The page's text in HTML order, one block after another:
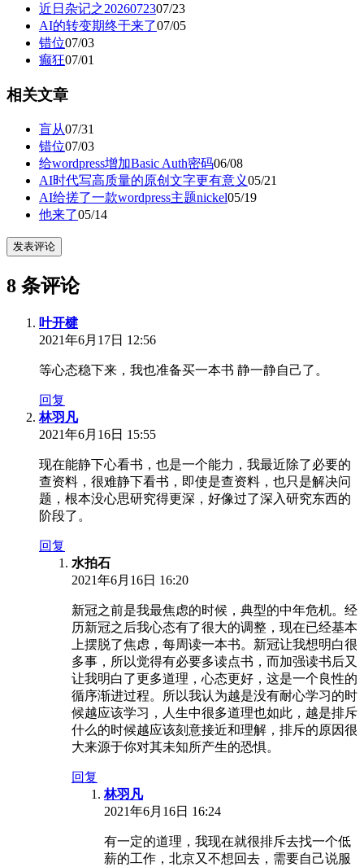
近日杂记之2026072307/23
AI的转变期终于来了07/05
错位07/03
癫狂07/01
相关文章
盲从07/31
错位07/03
给wordpress增加Basic Auth密码06/08
AI时代写高质量的原创文字更有意义05/21
AI给搓了一款wordpress主题nickel05/19
他来了05/14
发表评论
8 条评论
叶开楗
2021年6月17日 12:56
等心态稳下来，我也准备买一本书 静一静自己了。
回复
林羽凡
2021年6月16日 15:55
现在能静下心看书，也是一个能力，我最近除了必要的
查资料，很难静下看书，即使是查资料，也只是解决问
题，根本没心思研究得更深，好像过了深入研究东西的
阶段了。
回复
水拍石
2021年6月16日 16:20
新冠之前是我最焦虑的时候，典型的中年危机。经
历新冠之后我心态有了很大的调整，现在已经基本
上摆脱了焦虑，每周读一本书。新冠让我想明白很
多事，所以觉得有必要多读点书，而加强读书后又
让我明白了更多道理，心态更好，这是一个良性的
循序渐进过程。所以我认为越是没有耐心学习的时
候越应该学习，人生中很多道理也如此，越是排斥
什么的时候越应该刻意接近和理解，排斥的原因很
大来源于你对其未知所产生的恐惧。
回复
林羽凡
2021年6月16日 16:24
有一定的道理，我现在就很排斥去找一个低
薪的工作，北京又不想回去，需要自己说服